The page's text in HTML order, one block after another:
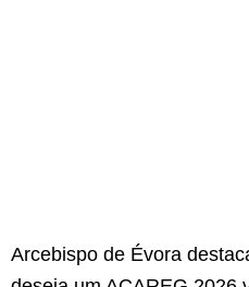
Arcebispo de Évora